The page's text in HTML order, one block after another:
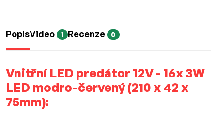
PopisVideo 1 Recenze 0
Vnitřní LED predátor 12V - 16x 3W
LED modro-červený (210 x 42 x
75mm):